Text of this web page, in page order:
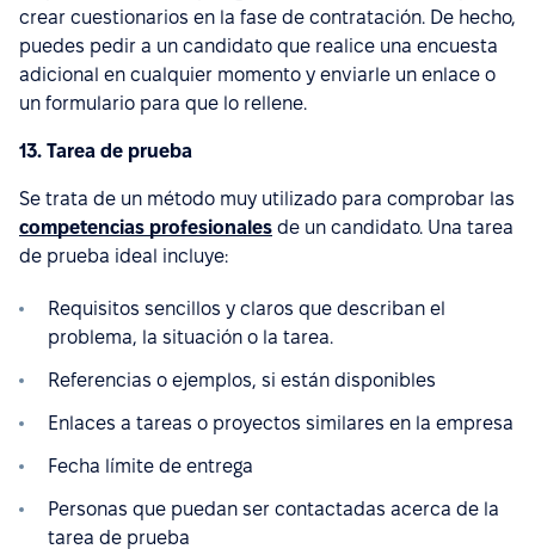
crear cuestionarios en la fase de contratación. De hecho,
puedes pedir a un candidato que realice una encuesta
adicional en cualquier momento y enviarle un enlace o
un formulario para que lo rellene.
13. Tarea de prueba
Se trata de un método muy utilizado para comprobar las
competencias profesionales de un candidato. Una tarea
de prueba ideal incluye:
Requisitos sencillos y claros que describan el
problema, la situación o la tarea.
Referencias o ejemplos, si están disponibles
Enlaces a tareas o proyectos similares en la empresa
Fecha límite de entrega
Personas que puedan ser contactadas acerca de la
tarea de prueba